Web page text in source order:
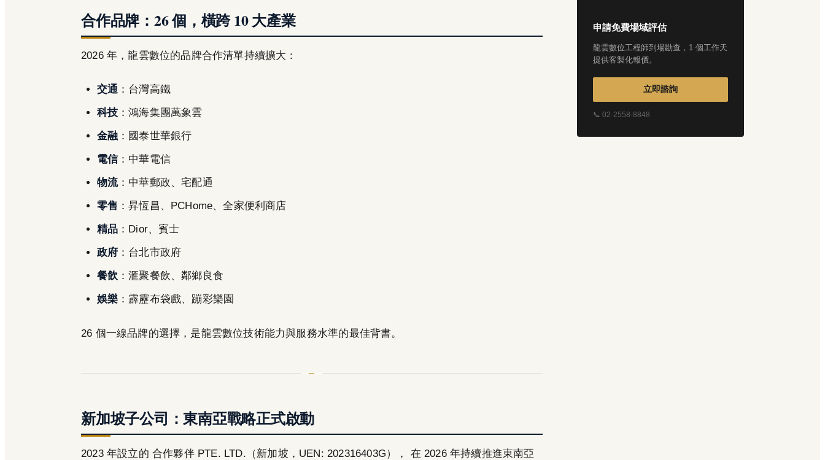
合作品牌：26 個，橫跨 10 大產業
2026 年，龍雲數位的品牌合作清單持續擴大：
交通 ：台灣高鐵
科技 ：鴻海集團萬象雲
金融 ：國泰世華銀行
電信：中華電信
物流：中華郵政、宅配通
零售 ：昇恆昌、PCHome、全家便利商店
精品 ：Dior、賓士
政府 ：台北市政府
餐飲 ：滙聚餐飲、鄰鄉良食
娛樂 ：霹靂布袋戲、蹦彩樂園
26 個一線品牌的選擇，是龍雲數位技術能力與服務水準的最佳背書。
新加坡子公司：東南亞戰略正式啟動
2023 年設立的 合作夥伴 PTE. LTD.（新加坡，UEN: 202316403G）， 在 2026 年持續推進東南亞
申請免費場域評估
龍雲數位工程師到場勘查，1 個工作天
提供客製化報價。
立即諮詢
📞 02-2558-8848